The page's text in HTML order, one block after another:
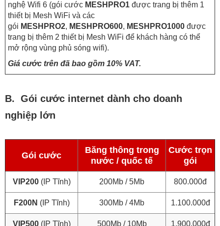
nghệ Wifi 6 (gói cước MESHPRO1 được trang bị thêm 1
thiết bị Mesh WiFi và các
gói MESHPRO2, MESHPRO600, MESHPRO1000 được
trang bị thêm 2 thiết bị Mesh WiFi để khách hàng có thể
mở rộng vùng phủ sóng wifi).
Giá cước trên đã bao gồm 10% VAT.
B. Gói cước internet dành cho doanh
nghiệp lớn
Gói cước
Băng thông trong
nước / quốc tế
Cước trọn
gói
VIP200 (IP Tĩnh) 200Mb / 5Mb 800.000đ
F200N (IP Tĩnh) 300Mb / 4Mb 1.100.000đ
VIP500(IP Tĩnh) 500Mb / 10Mb 1.900.000đ